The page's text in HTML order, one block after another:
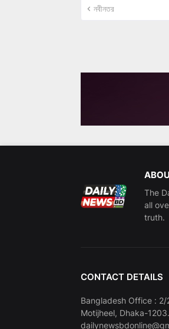
নবীনতর
The
all
truth.
CONTACT DETAILS
Bangladesh Office : 2/
Motijheel, Dhaka-